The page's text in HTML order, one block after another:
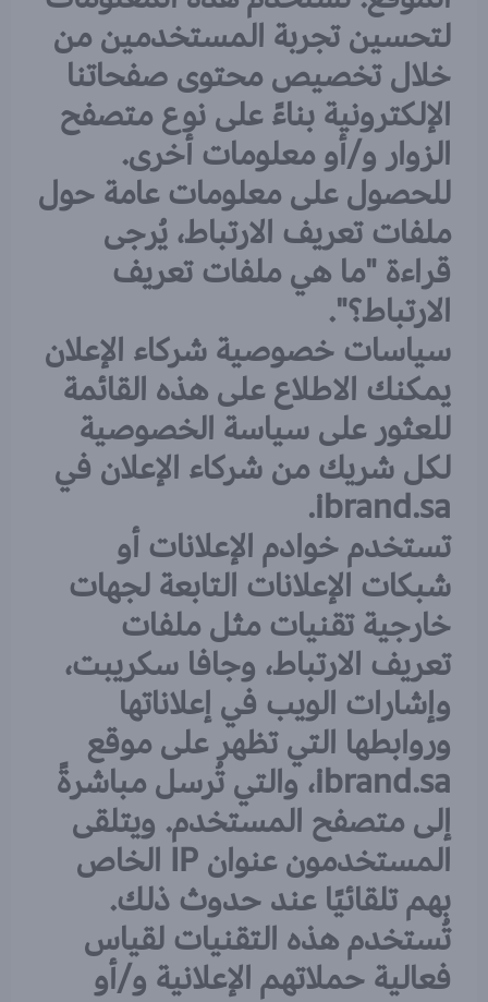
لتحسين تجربة المستخدمين من
خلال تخصيص محتوى صفحاتنا
الإلكترونية بناءً على نوع متصفح
الزوار و/أو معلومات أخرى.
للحصول على معلومات عامة حول
ملفات تعريف الارتباط، يُرجى
قراءة "ما هي ملفات تعريف
الارتباط؟".
سياسات خصوصية شركاء الإعلان
يمكنك الاطلاع على هذه القائمة
للعثور على سياسة الخصوصية
لكل شريك من شركاء الإعلان في
ibrand.sa.
تستخدم خوادم الإعلانات أو
شبكات الإعلانات التابعة لجهات
خارجية تقنيات مثل ملفات
تعريف الارتباط، وجافا سكريبت،
وإشارات الويب في إعلاناتها
وروابطها التي تظهر على موقع
ibrand.sa، والتي تُرسل مباشرةً
إلى متصفح المستخدم. ويتلقى
المستخدمون عنوان IP الخاص
بهم تلقائيًا عند حدوث ذلك.
تُستخدم هذه التقنيات لقياس
فعالية حملاتهم الإعلانية و/أو